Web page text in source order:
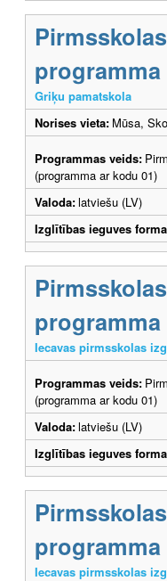
programma
Griķu pamatskola
Norises vieta: Mūsa,
Programmas veids:
(programma ar kodu 01)
Valoda:latviešu (LV)
Izglītības ieguves
programma
Iecavas pirmsskolas
Programmas veids:
(programma ar kodu 01)
Valoda:latviešu (LV)
Izglītības ieguves
programma
Iecavas pirmsskolas